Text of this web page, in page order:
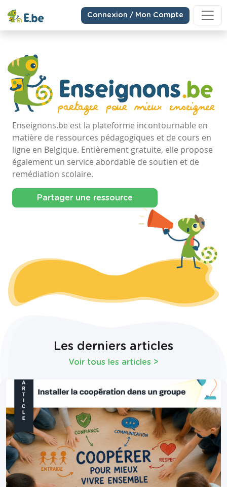
Connexion / Mon Compte
Enseignons.be est la plateforme incontournable en
matière de ressources pédagogiques et de cours en
ligne en Belgique. Entièrement gratuite, elle propose
également un service abordable de soutien et de
remédiation scolaire.
Partager une ressource
Les derniers articles
Voir tous les articles >